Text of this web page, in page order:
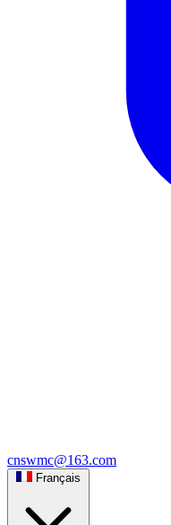
cnswmc@163.com
Français